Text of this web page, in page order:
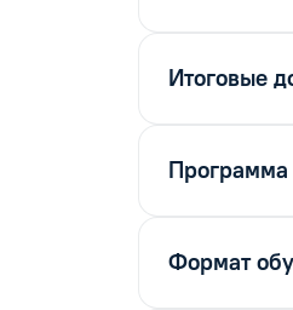
Итоговые
Программа
Формат